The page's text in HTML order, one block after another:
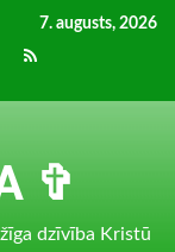
7. augusts, 2026
RSS
✞
dzīvība Kristū